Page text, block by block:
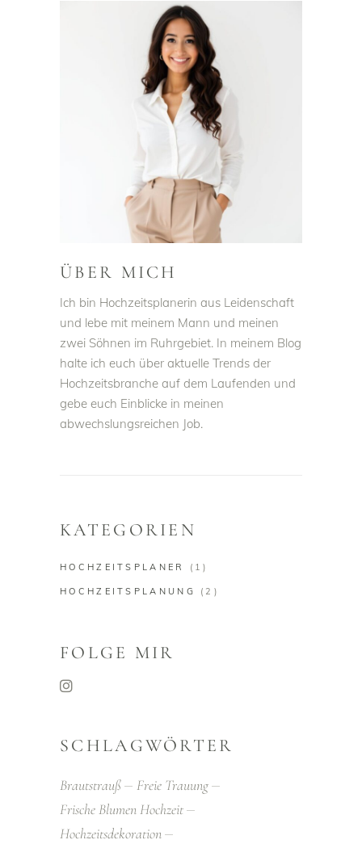
ÜBER MICH
Ich bin Hochzeitsplanerin aus Leidenschaft
und lebe mit meinem Mann und meinen
zwei Söhnen im Ruhrgebiet. In meinem Blog
halte ich euch über aktuelle Trends der
Hochzeitsbranche auf dem Laufenden und
gebe euch Einblicke in meinen
abwechslungsreichen Job.
KATEGORIEN
HOCHZEITSPLANER (1)
HOCHZEITSPLANUNG (2)
FOLGE MIR
SCHLAGWÖRTER
Brautstrauß
Freie Trauung
Frische Blumen Hochzeit
Hochzeitsdekoration